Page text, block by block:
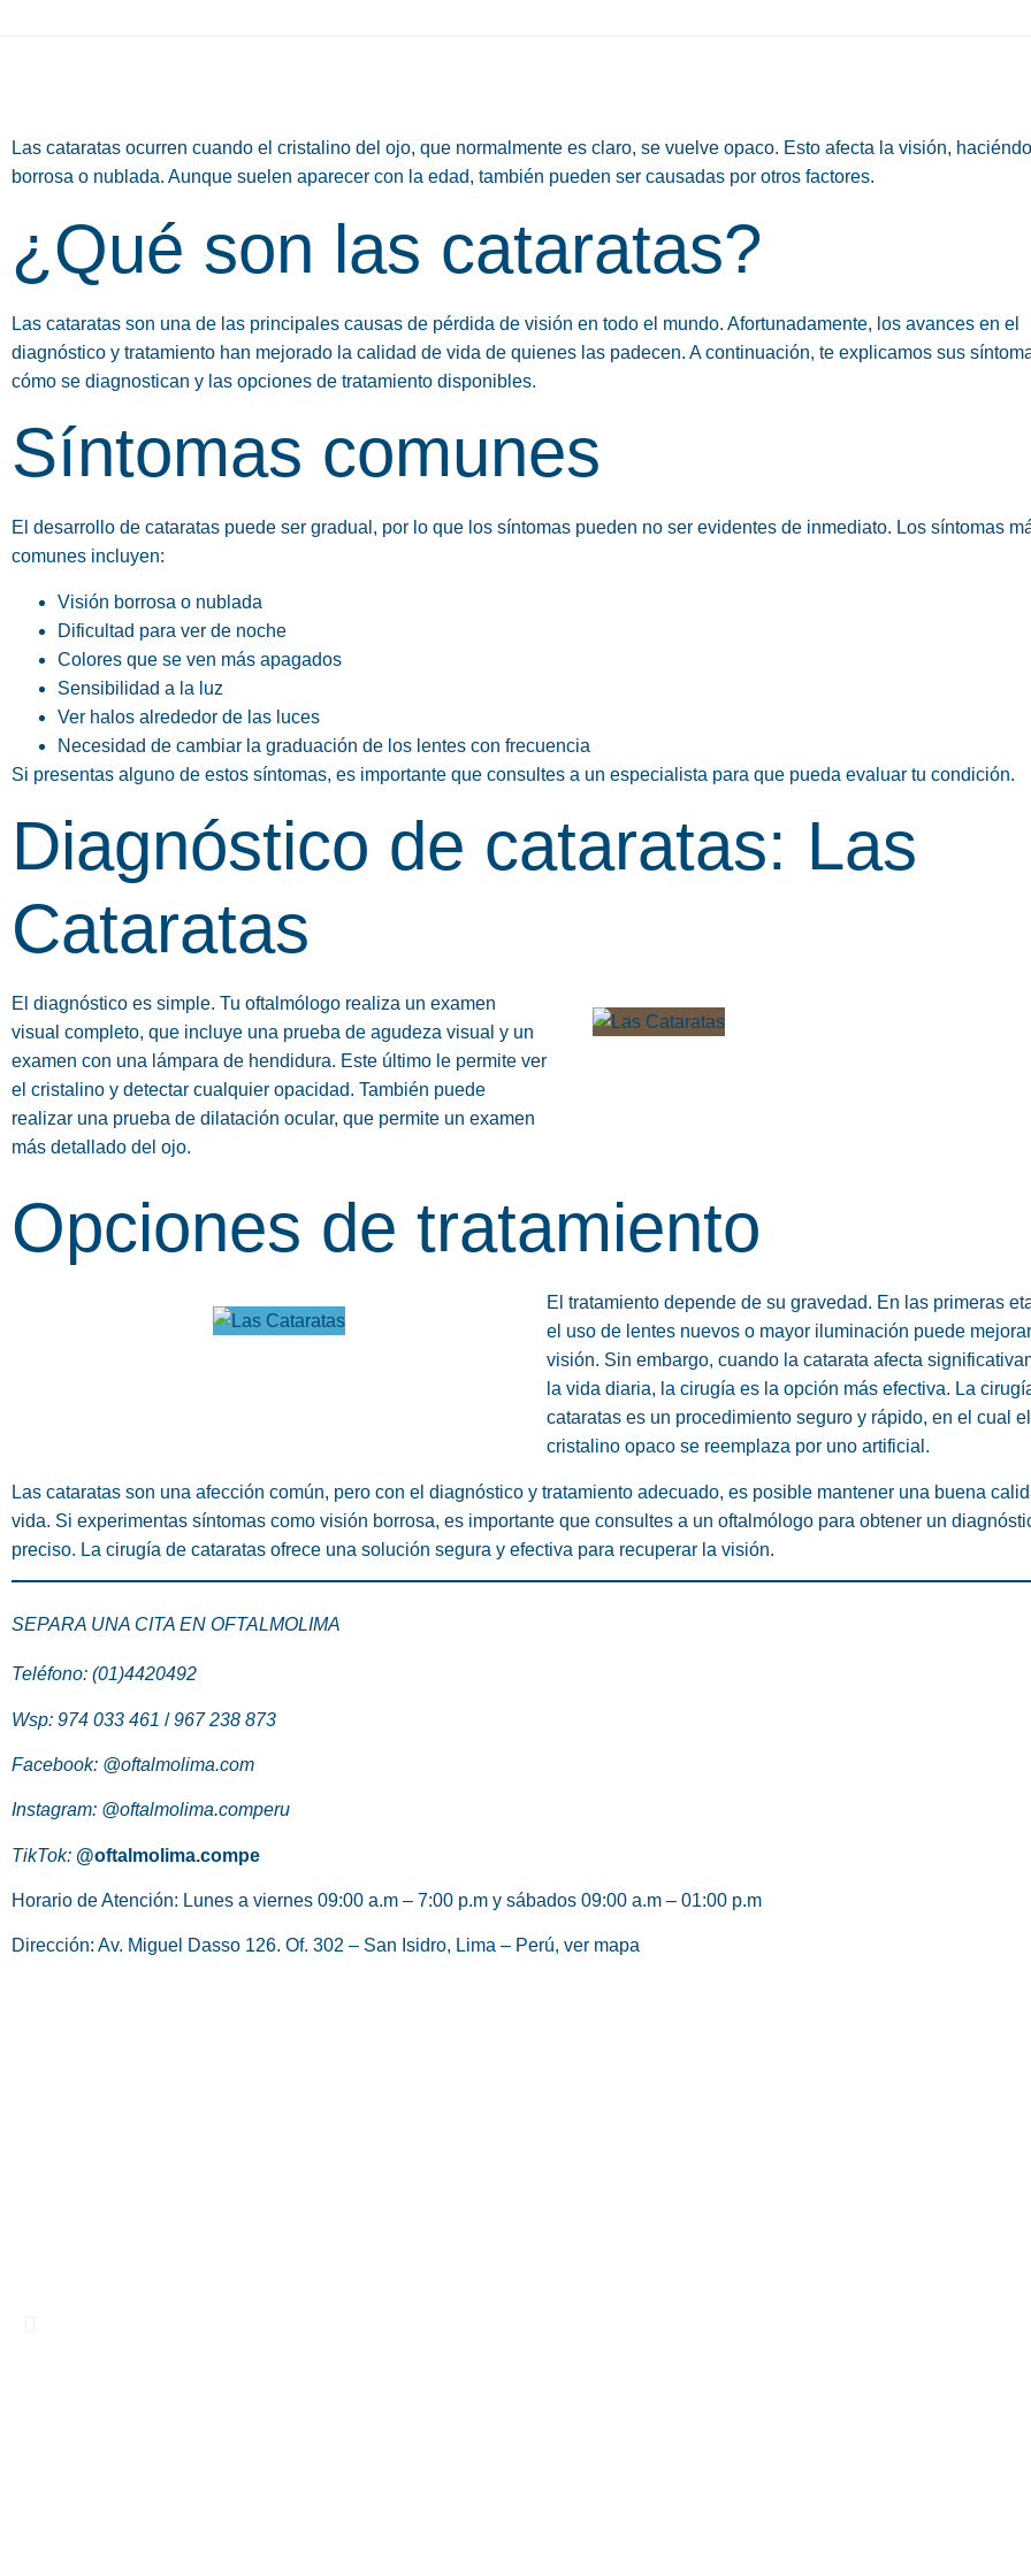
Las cataratas ocurren cuando el cristalino del ojo, que normalmente es claro, se vuelve opaco. Esto afecta la visión,
borrosa o nublada. Aunque suelen aparecer con la edad, también pueden ser causadas por otros factores.
¿Qué son las cataratas?
Las cataratas son una de las principales causas de pérdida de visión en todo el mundo. Afortunadamente, los avances en el
diagnóstico y tratamiento han mejorado la calidad de vida de quienes las padecen. A continuación, te explicamos sus
cómo se diagnostican y las opciones de tratamiento disponibles.
Síntomas comunes
El desarrollo de cataratas puede ser gradual, por lo que los síntomas pueden no ser evidentes de inmediato. Los síntomas
comunes incluyen:
Visión borrosa o nublada
Dificultad para ver de noche
Colores que se ven más apagados
Sensibilidad a la luz
Ver halos alrededor de las luces
Necesidad de cambiar la graduación de los lentes con frecuencia
Si presentas alguno de estos síntomas, es importante que consultes a un especialista para que pueda evaluar tu condición.
Diagnóstico de cataratas: Las
Cataratas
El diagnóstico es simple. Tu oftalmólogo realiza un examen
visual completo, que incluye una prueba de agudeza visual y un
examen con una lámpara de hendidura. Este último le permite ver
el cristalino y detectar cualquier opacidad. También puede
realizar una prueba de dilatación ocular, que permite un examen
más detallado del ojo.
Opciones de tratamiento
El tratamiento depende de su gravedad. En las primeras
el uso de lentes nuevos o mayor iluminación puede
visión. Sin embargo, cuando la catarata afecta
la vida diaria, la cirugía es la opción más efectiva. La
cataratas es un procedimiento seguro y rápido, en el cual el
cristalino opaco se reemplaza por uno artificial.
Las cataratas son una afección común, pero con el diagnóstico y tratamiento adecuado, es posible mantener una buena
vida. Si experimentas síntomas como visión borrosa, es importante que consultes a un oftalmólogo para obtener un
preciso. La cirugía de cataratas ofrece una solución segura y efectiva para recuperar la visión.
SEPARA UNA CITA EN OFTALMOLIMA
Teléfono: (01)4420492
Wsp: 974 033 461 /967 238 873
Facebook: @oftalmolima.com
Instagram: @oftalmolima.comperu
TikTok: @oftalmolima.compe
Horario de Atención: Lunes a viernes 09:00 a.m – 7:00 p.m y sábados 09:00 a.m – 01:00 p.m
Dirección: Av. Miguel Dasso 126. Of. 302 – San Isidro, Lima – Perú, ver mapa